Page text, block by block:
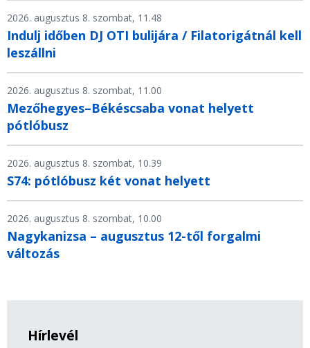
2026. augusztus 8. szombat, 11.48
Indulj időben DJ OTI bulijára / Filatorigátnál kell
leszállni
2026. augusztus 8. szombat, 11.00
Mezőhegyes–Békéscsaba vonat helyett
pótlóbusz
2026. augusztus 8. szombat, 10.39
S74: pótlóbusz két vonat helyett
2026. augusztus 8. szombat, 10.00
Nagykanizsa – augusztus 12-től forgalmi
változás
Hírlevél